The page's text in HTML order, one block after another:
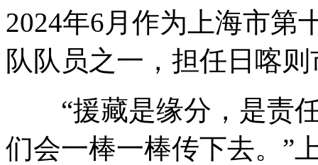
2024年6月作为上海市第
队队员之一，担任日喀
“援藏是缘分，是责任
们会一棒一棒传下去。”